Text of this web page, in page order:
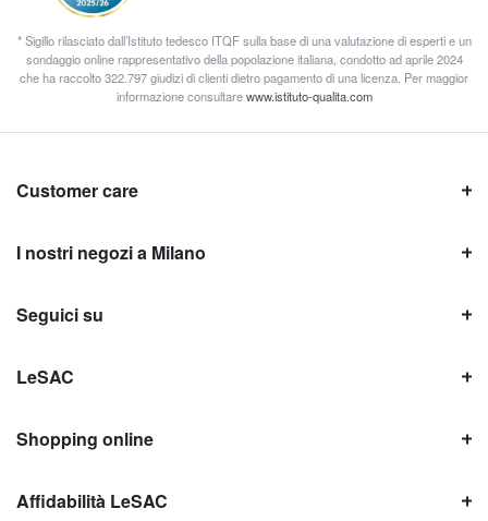
* Sigillo rilasciato dall’Istituto tedesco ITQF sulla base di una valutazione di esperti e un
sondaggio online rappresentativo della popolazione italiana, condotto ad aprile 2024
che ha raccolto 322.797 giudizi di clienti dietro pagamento di una licenza. Per maggior
informazione consultarewww.istituto-qualita.com
Customer care
I nostri negozi a Milano
Seguici su
LeSAC
Shopping online
Affidabilità LeSAC